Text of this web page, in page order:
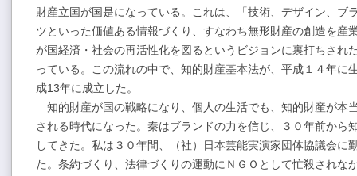
財産立国が国是になっている。これは、「技術、デザイン、ブ
ツといった価値ある情報づくり、すなわち無形財産の創造を産
が国経済・社会の再活性化を図るというビジョンに裏打ちされ
っている。この流れの中で、知的財産基本法が、平成１４年に
成13年に成立した。
知的財産が国の戦略になり、個人の生活でも、知的財産が本
される時代になった。秦はブランドの力を信じ、３０年前から
してきた。私は３０年間、（社）日本芸能実演家団体協議会に
た。条約づくり、法律づくりの運動にＮＧＯとして忙殺されな